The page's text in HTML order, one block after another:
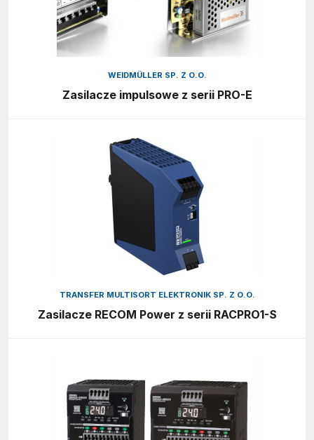
WEIDMÜLLER SP. Z O.O.
Zasilacze impulsowe z serii PRO-E
TRANSFER MULTISORT ELEKTRONIK SP. Z O.O.
Zasilacze RECOM Power z serii RACPRO1-S